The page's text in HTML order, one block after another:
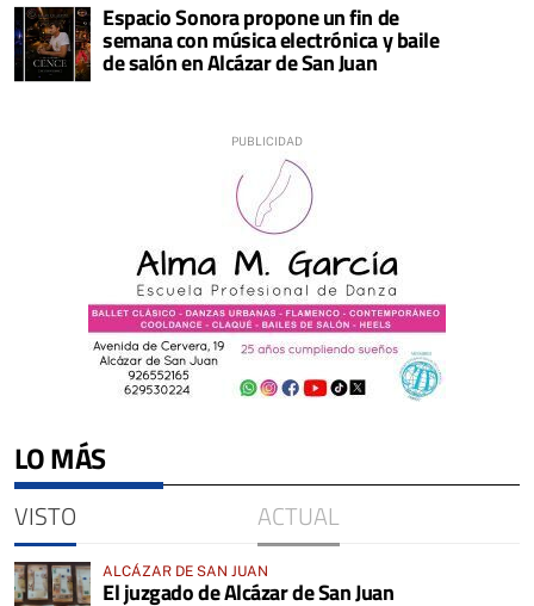
Espacio Sonora propone un fin de
semana con música electrónica y baile
de salón en Alcázar de San Juan
LO MÁS
VISTO ACTUAL
ALCÁZAR DE SAN JUAN
El juzgado de Alcázar de San Juan